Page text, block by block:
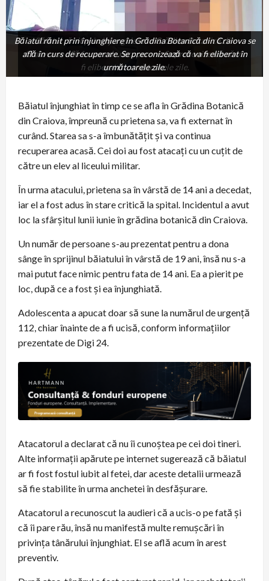
Băiatul rănit prin înjunghiere în Grădina Botanică din
Craiova se află în curs de recuperare. Se preconizează că va
fi eliberat în următoarele zile.
Băiatul rănit prin înjunghiere în Grădina Botanică din Craiova se
află în curs de recuperare. Se preconizează că va fi eliberat în
următoarele zile.
Băiatul înjunghiat în timp ce se afla în Grădina Botanică
din Craiova, împreună cu prietena sa, va fi externat în
curând. Starea sa s-a îmbunătățit și va continua
recuperarea acasă. Cei doi au fost atacați cu un cuțit de
către un elev al liceului militar.
În urma atacului, prietena sa în vârstă de 14 ani a decedat,
iar el a fost adus în stare critică la spital. Incidentul a avut
loc la sfârșitul lunii iunie în grădina botanică din Craiova.
Un număr de persoane s-au prezentat pentru a dona
sânge în sprijinul băiatului în vârstă de 19 ani, însă nu s-a
mai putut face nimic pentru fata de 14 ani. Ea a pierit pe
loc, după ce a fost și ea înjunghiată.
Adolescenta a apucat doar să sune la numărul de urgență
112, chiar înainte de a fi ucisă, conform informațiilor
prezentate de Digi 24.
Atacatorul a declarat că nu îi cunoștea pe cei doi tineri.
Alte informații apărute pe internet sugerează că băiatul
ar fi fost fostul iubit al fetei, dar aceste detalii urmează
să fie stabilite în urma anchetei în desfășurare.
Atacatorul a recunoscut la audieri că a ucis-o pe fată și
că îi pare rău, însă nu manifestă multe remușcări în
privința tânărului înjunghiat. El se află acum în arest
preventiv.